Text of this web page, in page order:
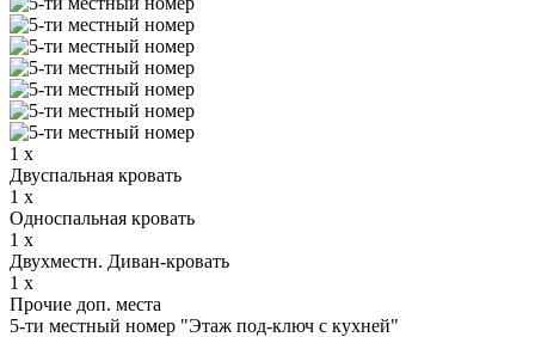
1 x
Двуспальная кровать
1 x
Односпальная кровать
1 x
Двухместн. Диван-кровать
1 x
Прочие доп. места
5-ти местный номер "Этаж под-ключ с кухней"